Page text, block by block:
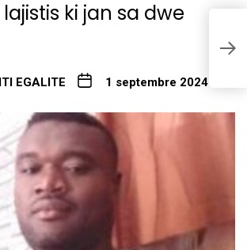
ki jan sa dwe
EGALITE 1 septembre 2024